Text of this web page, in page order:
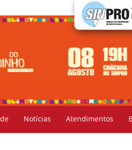
Notícias Atendimentos